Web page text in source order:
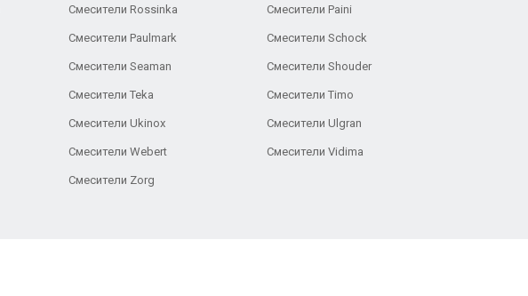
Смесители Rossinka Смесители Paini
Смесители Paulmark Смесители Schock
Смесители Seaman Смесители Shouder
Смесители Teka Смесители Timo
Смесители Ukinox Смесители Ulgran
Смесители Webert Смесители Vidima
Смесители Zorg